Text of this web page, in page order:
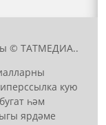
© ТАТМЕДИА..
кую
һәм
ярдәме